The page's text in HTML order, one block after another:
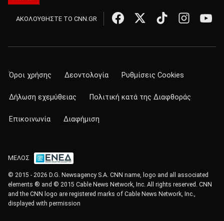
ΑΚΟΛΟΥΘΗΣΤΕ ΤΟ CNN.GR
Όροι χρήσης Δεοντολογία Ρυθμίσεις Cookies
Δήλωση εχεμύθειας Πολιτική κατά της Διαφθοράς
Επικοινωνία Διαφήμιση
ΜΕΛΟΣ
© 2015 - 2026 D.G. Newsagency S.A. CNN name, logo and all associated
elements ® and © 2015 Cable News Network, Inc. All rights reserved. CNN
and the CNN logo are registered marks of Cable News Network, Inc.,
displayed with permission